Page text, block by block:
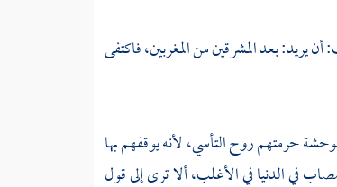
يريد: بعد المشرقين من المغربين، فاكتفى
حرمتهم روح التأسي، لأنه يوقفهم بها
في الدنيا في الأغلب، ألا ترى إلى قول